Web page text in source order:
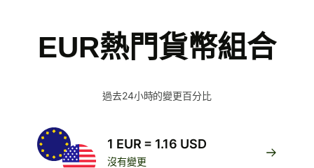
EUR熱門貨幣組合
過去24小時的變更百分比
1 EUR = 1.16 USD
沒有變更